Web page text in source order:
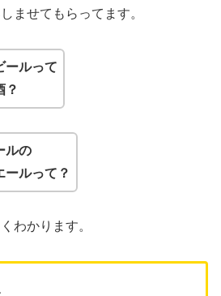
ませてもらってます。
ールって
？
ルの
ールって？
わかります。